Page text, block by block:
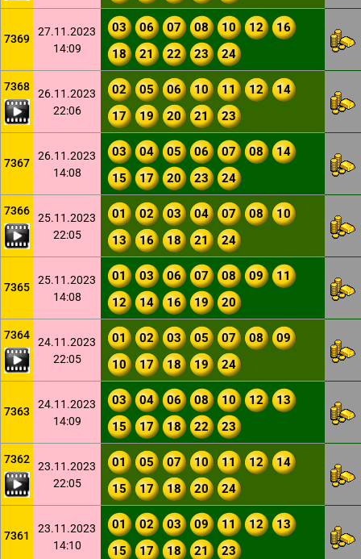
7369
27.11.2023
14:09
03 06 07 08 10 12
16
18
21 22 23 24
7368
26.11.2023
22:06
02 05 06 10 11 12
14
17
19 20 21 23
7367
26.11.2023
14:08
03 04 05 06 07 08
14
15
17 20 23 24
7366
25.11.2023
22:05
01 02 03 04 07 08
10
13
16 18 21 24
7365
25.11.2023
14:08
01 03 06 07 08 09
11
12
14 16 19 20
7364
24.11.2023
22:05
01 02 03 05 07 08
09
10
17 18 19 24
7363
24.11.2023
14:09
03 04 06 08 10 12
13
15
17 18 22 23
7362
23.11.2023
22:05
01 05 07 10 11 12
14
15
17 18 20 24
7361
23.11.2023
14:10
01 02 03 09 11 12
13
15
17 18 21 23